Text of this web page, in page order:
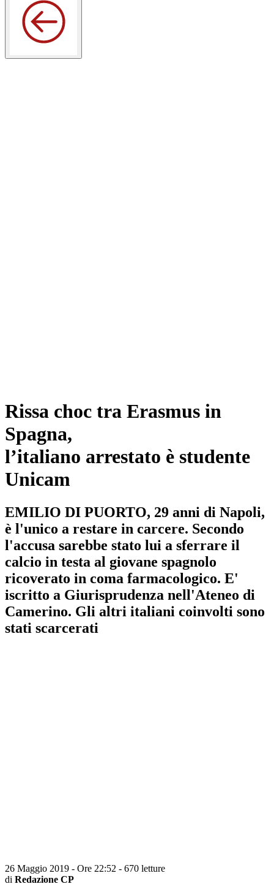
Rissa choc tra Erasmus in
Spagna,
l’italiano arrestato è studente
Unicam
EMILIO DI PUORTO, 29 anni di Napoli,
è l'unico a restare in carcere. Secondo
l'accusa sarebbe stato lui a sferrare il
calcio in testa al giovane spagnolo
ricoverato in coma farmacologico. E'
iscritto a Giurisprudenza nell'Ateneo di
Camerino. Gli altri italiani coinvolti sono
stati scarcerati
26 Maggio 2019 - Ore 22:52 - 670 letture
di Redazione CP